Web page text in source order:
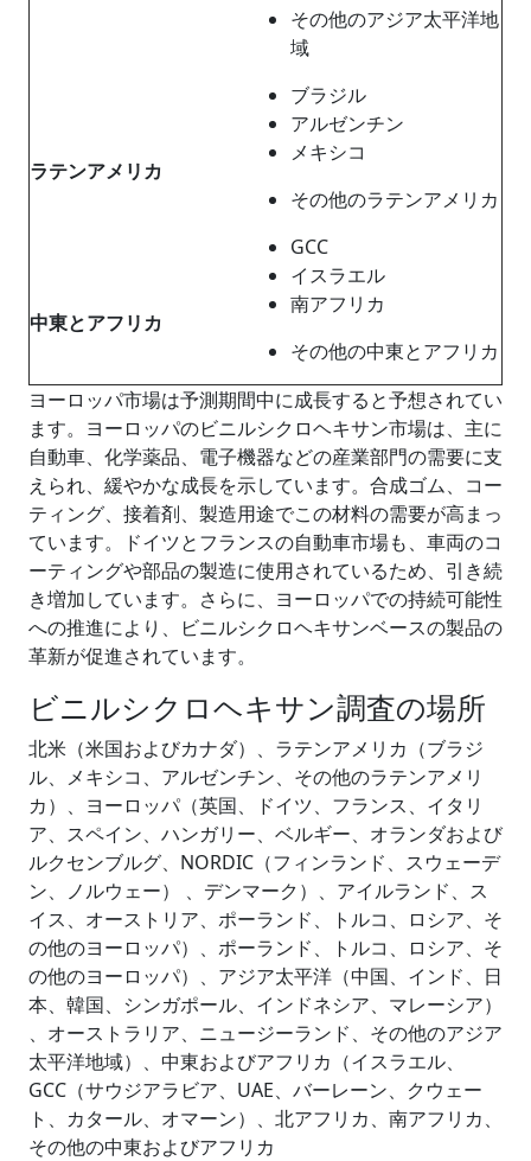
その他のアジア太平洋地
域
ラテンアメリカ
ブラジル
アルゼンチン
メキシコ
その他のラテンアメリカ
中東とアフリカ
GCC
イスラエル
南アフリカ
その他の中東とアフリカ
ヨーロッパ市場は予測期間中に成長すると予想されてい
ます。ヨーロッパのビニルシクロヘキサン市場は、主に
自動車、化学薬品、電子機器などの産業部門の需要に支
えられ、緩やかな成長を示しています。合成ゴム、コー
ティング、接着剤、製造用途でこの材料の需要が高まっ
ています。ドイツとフランスの自動車市場も、車両のコ
ーティングや部品の製造に使用されているため、引き続
き増加しています。さらに、ヨーロッパでの持続可能性
への推進により、ビニルシクロヘキサンベースの製品の
革新が促進されています。
ビニルシクロヘキサン調査の場所
北米（米国およびカナダ）、ラテンアメリカ（ブラジ
ル、メキシコ、アルゼンチン、その他のラテンアメリ
カ）、ヨーロッパ（英国、ドイツ、フランス、イタリ
ア、スペイン、ハンガリー、ベルギー、オランダおよび
ルクセンブルグ、NORDIC（フィンランド、スウェーデ
ン、ノルウェー） 、デンマーク）、アイルランド、ス
イス、オーストリア、ポーランド、トルコ、ロシア、そ
の他のヨーロッパ）、ポーランド、トルコ、ロシア、そ
の他のヨーロッパ）、アジア太平洋（中国、インド、日
本、韓国、シンガポール、インドネシア、マレーシア）
、オーストラリア、ニュージーランド、その他のアジア
太平洋地域）、中東およびアフリカ（イスラエル、
GCC（サウジアラビア、UAE、バーレーン、クウェー
ト、カタール、オマーン）、北アフリカ、南アフリカ、
その他の中東およびアフリカ